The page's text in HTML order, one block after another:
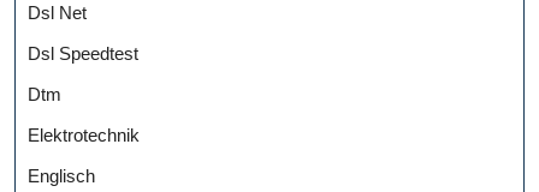
Dsl Net
Dsl Speedtest
Dtm
Elektrotechnik
Englisch